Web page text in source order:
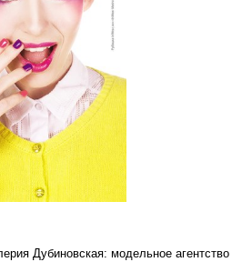
Дубиновская: модельное агентство